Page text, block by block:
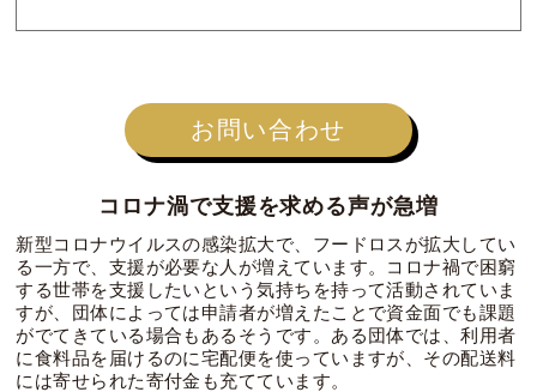
お問い合わせ
コロナ渦で支援を求める声が急増
新型コロナウイルスの感染拡大で、フードロスが拡大してい
る一方で、支援が必要な人が増えています。コロナ禍で困窮
する世帯を支援したいという気持ちを持って活動されていま
すが、団体によっては申請者が増えたことで資金面でも課題
がでてきている場合もあるそうです。ある団体では、利用者
に食料品を届けるのに宅配便を使っていますが、その配送料
には寄せられた寄付金も充てています。